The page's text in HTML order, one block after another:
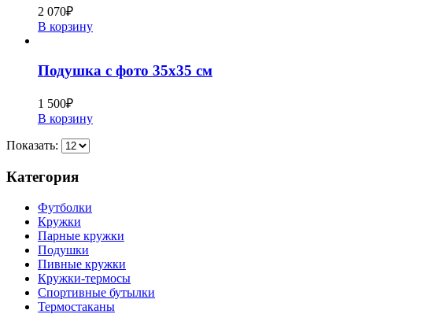
2 070₽
В корзину
Подушка с фото 35х35 см
1 500₽
В корзину
Показать:
Категория
Футболки
Кружки
Парные кружки
Подушки
Пивные кружки
Кружки-термосы
Спортивные бутылки
Термостаканы